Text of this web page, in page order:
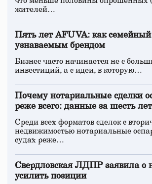
жителей…
Пять лет AFUVA: как семейный
узнаваемым брендом
Бизнес часто начинается не с
инвестиций, а с идеи, в которую…
Почему нотариальные сделки
реже всего: данные за шесть лет
Среди всех форматов сделок с
недвижимостью нотариальные
судах реже…
Свердловская ЛДПР заявила о
усилить позиции